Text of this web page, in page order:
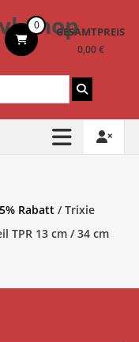
Shop
0 GESAMTPREIS
0,00 €
5% Rabatt / Trixie
TPR 13 cm / 34 cm